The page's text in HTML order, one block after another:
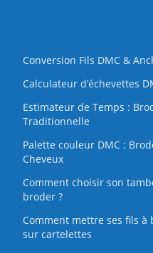
Conversion Fils DMC &
Calculateur d’échevettes
Estimateur de Temps :
Traditionnelle
Palette couleur DMC :
Cheveux
Comment choisir son
broder ?
Comment mettre ses fils à
sur cartelettes